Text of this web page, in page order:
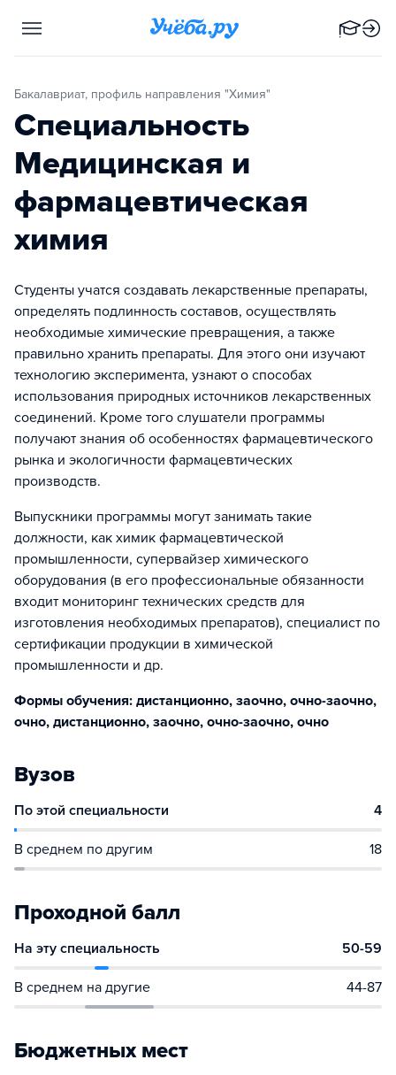
Бакалавриат, профиль направления "Химия"
Специальность
Медицинская и
фармацевтическая
химия
Студенты учатся создавать лекарственные препараты,
определять подлинность составов, осуществлять
необходимые химические превращения, а также
правильно хранить препараты. Для этого они изучают
технологию эксперимента, узнают о способах
использования природных источников лекарственных
соединений. Кроме того слушатели программы
получают знания об особенностях фармацевтического
рынка и экологичности фармацевтических
производств.
Выпускники программы могут занимать такие
должности, как химик фармацевтической
промышленности, супервайзер химического
оборудования (в его профессиональные обязанности
входит мониторинг технических средств для
изготовления необходимых препаратов), специалист по
сертификации продукции в химической
промышленности и др.
Формы обучения: дистанционно, заочно, очно-заочно,
очно, дистанционно, заочно, очно-заочно, очно
Вузов
По этой специальности 4
В среднем по другим 18
Проходной балл
На эту специальность 50-59
В среднем на другие 44-87
Бюджетных мест